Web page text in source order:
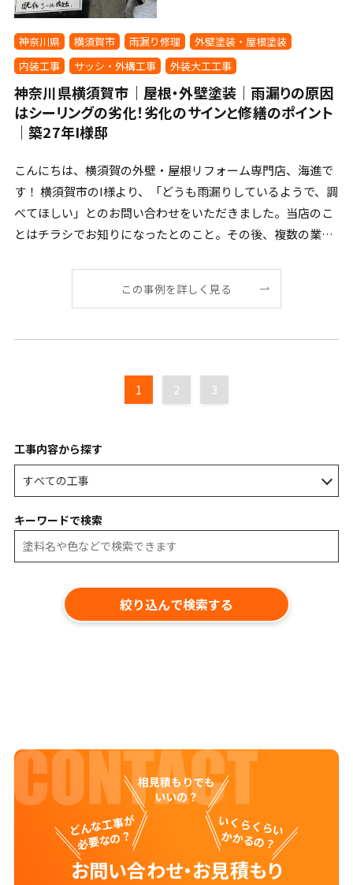
神奈川県 横須賀市 雨漏り修理
外壁塗装・屋根塗装
内装工事
サッシ・外構工事 外装大工工事
神奈川県横須賀市｜屋根・外壁塗装｜雨漏りの原因
はシーリングの劣化！劣化のサインと修繕のポイント
｜築27年I様邸
こんにちは、横須賀の外壁・屋根リフォーム専門店、海進で
す！ 横須賀市のI様より、「どうも雨漏りしているようで、調
べてほしい」とのお問い合わせをいただきました。当店のこ
とはチラシでお知りになったとのこと。その後、複数の業者
この事例を詳しく見る
1 2 3
工事内容から探す
キーワードで検索
相見積もりでも
いいの？
どんな工事が
必要なの？
いくらくらい
かかるの？
お問い合わせ・お見積もり